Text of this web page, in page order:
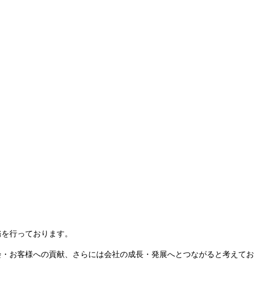
行っております。
お客様への貢献、さらには会社の成長・発展へとつながると考えてお